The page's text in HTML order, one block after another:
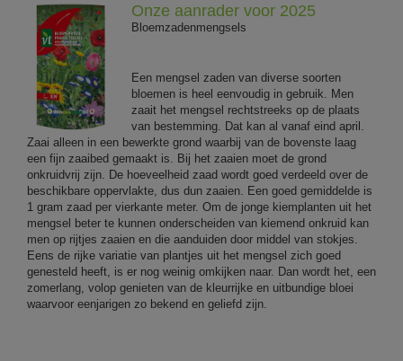
Onze aanrader voor 2025
Bloemzadenmengsels
Een mengsel zaden van diverse soorten
bloemen is heel eenvoudig in gebruik. Men
zaait het mengsel rechtstreeks op de plaats
van bestemming. Dat kan al vanaf eind april.
Zaai alleen in een bewerkte grond waarbij van de bovenste laag
een fijn zaaibed gemaakt is. Bij het zaaien moet de grond
onkruidvrij zijn. De hoeveelheid zaad wordt goed verdeeld over de
beschikbare oppervlakte, dus dun zaaien. Een goed gemiddelde is
1 gram zaad per vierkante meter. Om de jonge kiemplanten uit het
mengsel beter te kunnen onderscheiden van kiemend onkruid kan
men op rijtjes zaaien en die aanduiden door middel van stokjes.
Eens de rijke variatie van plantjes uit het mengsel zich goed
genesteld heeft, is er nog weinig omkijken naar. Dan wordt het, een
zomerlang, volop genieten van de kleurrijke en uitbundige bloei
waarvoor eenjarigen zo bekend en geliefd zijn.